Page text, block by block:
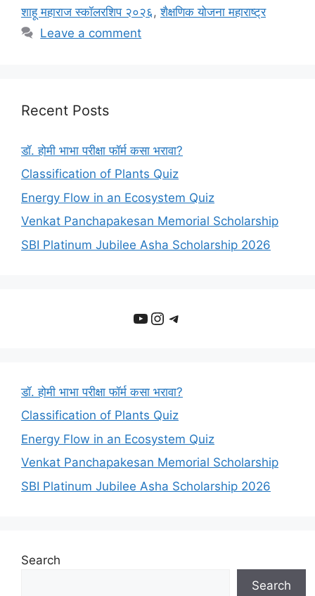
शाहू महाराज स्कॉलरशिप २०२६ ,शैक्षणिक योजना महाराष्ट्र
Leave a comment
Recent Posts
डॉ. होमी भाभा परीक्षा फॉर्म कसा भरावा?
Classification of Plants Quiz
Energy Flow in an Ecosystem Quiz
Venkat Panchapakesan Memorial Scholarship
SBI Platinum Jubilee Asha Scholarship 2026
YouTube
Instagram
Telegram
डॉ. होमी भाभा परीक्षा फॉर्म कसा भरावा?
Classification of Plants Quiz
Energy Flow in an Ecosystem Quiz
Venkat Panchapakesan Memorial Scholarship
SBI Platinum Jubilee Asha Scholarship 2026
Search
Search